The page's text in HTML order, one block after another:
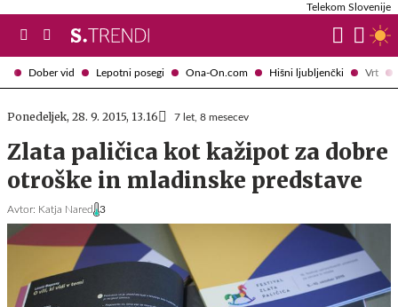
Dober vid Lepotni posegi Ona-On.com Hišni ljubljenčki Vrt
Telekom Slovenije
Ponedeljek, 28. 9. 2015, 13.16 7 let, 8 mesecev
Zlata paličica kot kažipot za dobre
otroške in mladinske predstave
Avtor: Katja Nared 3